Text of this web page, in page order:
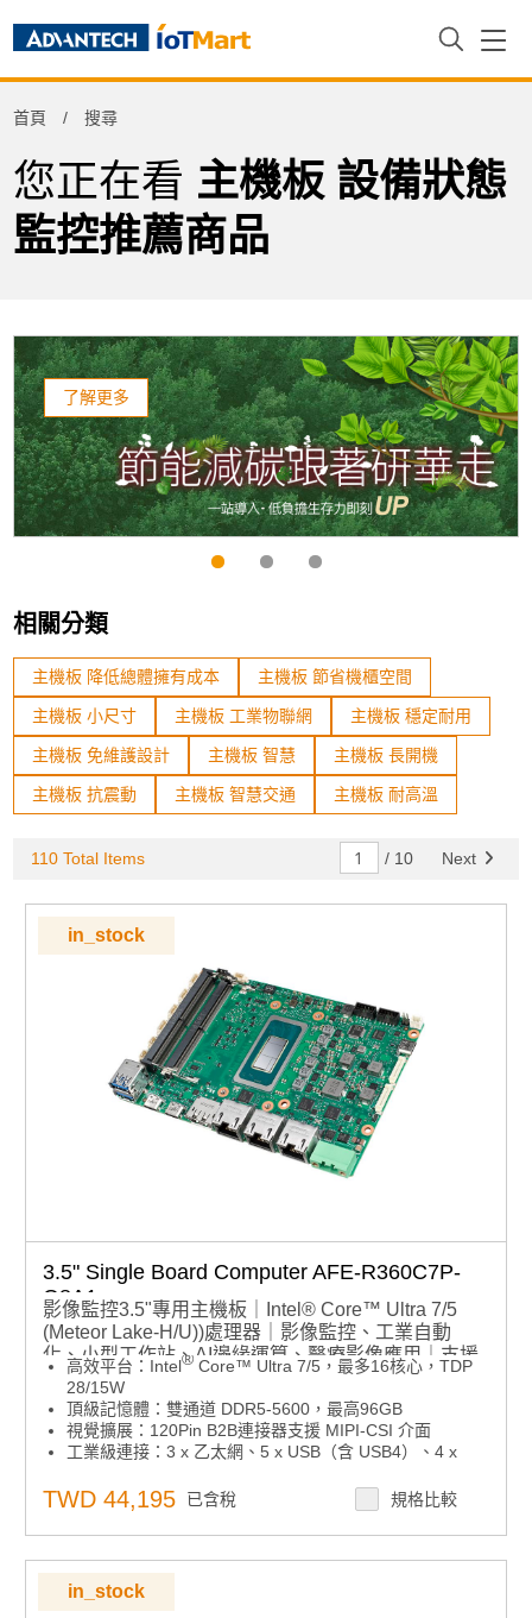
首頁 搜尋
您正在看 主機板 設備狀態
監控推薦商品
了解更多
Product Tag
相關分類
主機板 降低總體擁有成本 主機板 節省機櫃空間
主機板 小尺寸 主機板 工業物聯網 主機板 穩定耐用
主機板 免維護設計 主機板 智慧 主機板 長開機
主機板 抗震動 主機板 智慧交通 主機板 耐高溫
110 Total Items / 10 Next
in_stock
3.5" Single Board Computer AFE-R360C7P-
Q8A1
影像監控3.5"專用主機板｜Intel® Core™ Ultra 7/5
(Meteor Lake-H/U))處理器｜影像監控、工業自動
化、小型工作站、AI邊緣運算、醫療影像應用｜支援
4x MIPI-CSI/ GMSL｜支援4x UART, 2x CAN FD
高效平台：Intel® Core™ Ultra 7/5，最多16核心，TDP
28/15W
頂級記憶體：雙通道 DDR5-5600，最高96GB
視覺擴展：120Pin B2B連接器支援 MIPI-CSI 介面
工業級連接：3 x 乙太網、5 x USB（含 USB4）、4 x
全向擴充：M.2 E-Key（無線模組）、B-Key（儲存擴
展）、雙 M-Key（NVMe高速儲存）
系統彈性：原生支援 Ubuntu22.04 LTS & Windows 10
LTSC，整合 DeviceOn 遠端管理
期間限定優惠可填寫表單洽專人
更多資訊歡迎觀看2026嵌入式設計特刊
TWD 44,195 已含稅 規格比較
in_stock